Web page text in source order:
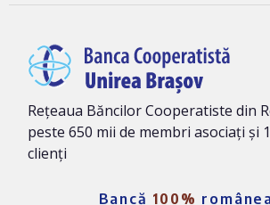
Rețeaua Băncilor Cooperatiste din
peste 650 mii de membri asociați și
clienți
Bancă 100%